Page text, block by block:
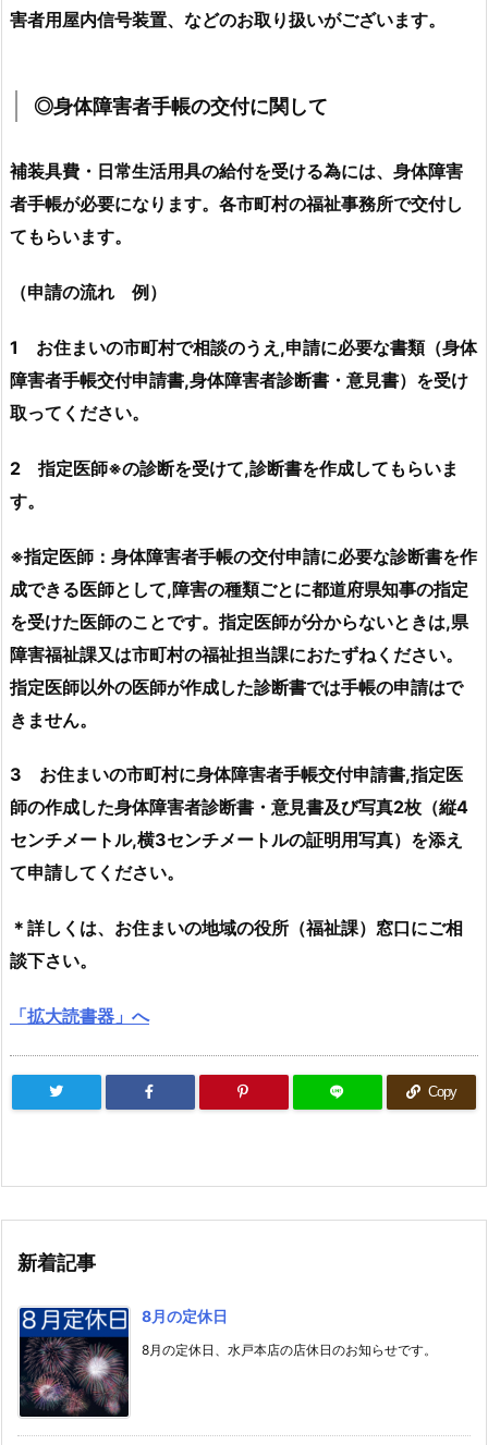
害者用屋内信号装置、などのお取り扱いがございます。
◎身体障害者手帳の交付に関して
補装具費・日常生活用具の給付を受ける為には、身体障害
者手帳が必要になります。各市町村の福祉事務所で交付し
てもらいます。
（申請の流れ 例）
1 お住まいの市町村で相談のうえ,申請に必要な書類（身体
障害者手帳交付申請書,身体障害者診断書・意見書）を受け
取ってください。
2 指定医師※の診断を受けて,診断書を作成してもらいま
す。
※指定医師：身体障害者手帳の交付申請に必要な診断書を作
成できる医師として,障害の種類ごとに都道府県知事の指定
を受けた医師のことです。指定医師が分からないときは,県
障害福祉課又は市町村の福祉担当課におたずねください。
指定医師以外の医師が作成した診断書では手帳の申請はで
きません。
3 お住まいの市町村に身体障害者手帳交付申請書,指定医
師の作成した身体障害者診断書・意見書及び写真2枚（縦4
センチメートル,横3センチメートルの証明用写真）を添え
て申請してください。
＊詳しくは、お住まいの地域の役所（福祉課）窓口にご相
談下さい。
「拡大読書器」へ
Copy
新着記事
8月の定休日
8月の定休日、水戸本店の店休日のお知らせです。